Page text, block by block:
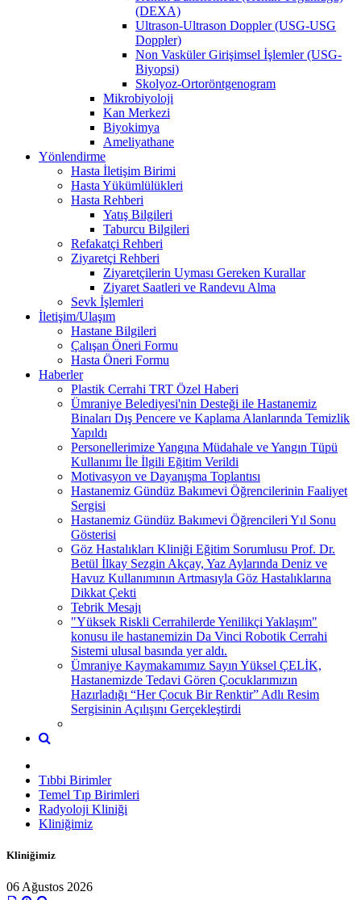
(DEXA)
Ultrason-Ultrason Doppler (USG-USG
Doppler)
Non Vasküler Girişimsel İşlemler (USG-
Biyopsi)
Skolyoz-Ortoröntgenogram
Mikrobiyoloji
Kan Merkezi
Biyokimya
Ameliyathane
Yönlendirme
Hasta İletişim Birimi
Hasta Yükümlülükleri
Hasta Rehberi
Yatış Bilgileri
Taburcu Bilgileri
Refakatçi Rehberi
Ziyaretçi Rehberi
Ziyaretçilerin Uyması Gereken Kurallar
Ziyaret Saatleri ve Randevu Alma
Sevk İşlemleri
İletişim/Ulaşım
Hastane Bilgileri
Çalışan Öneri Formu
Hasta Öneri Formu
Haberler
Plastik Cerrahi TRT Özel Haberi
Ümraniye Belediyesi'nin Desteği ile Hastanemiz
Binaları Dış Pencere ve Kaplama Alanlarında Temizlik
Yapıldı
Personellerimize Yangına Müdahale ve Yangın Tüpü
Kullanımı İle İlgili Eğitim Verildi
Motivasyon ve Dayanışma Toplantısı
Hastanemiz Gündüz Bakımevi Öğrencilerinin Faaliyet
Sergisi
Hastanemiz Gündüz Bakımevi Öğrencileri Yıl Sonu
Gösterisi
Göz Hastalıkları Kliniği Eğitim Sorumlusu Prof. Dr.
Betül İlkay Sezgin Akçay, Yaz Aylarında Deniz ve
Havuz Kullanımının Artmasıyla Göz Hastalıklarına
Dikkat Çekti
Tebrik Mesajı
"Yüksek Riskli Cerrahilerde Yenilikçi Yaklaşım"
konusu ile hastanemizin Da Vinci Robotik Cerrahi
Sistemi ulusal basında yer aldı.
Ümraniye Kaymakamımız Sayın Yüksel ÇELİK,
Hastanemizde Tedavi Gören Çocuklarımızın
Hazırladığı “Her Çocuk Bir Renktir” Adlı Resim
Sergisinin Açılışını Gerçekleştirdi
Tıbbi Birimler
Temel Tıp Birimleri
Radyoloji Kliniği
Kliniğimiz
Kliniğimiz
06 Ağustos 2026